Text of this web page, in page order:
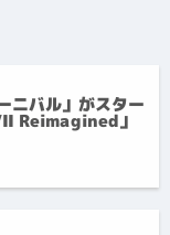
ニバル」がスター
Reimagined」